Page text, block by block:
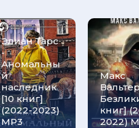
Элиан Тарс
-
Аномальны
й
наследник
[10 книг]
(2022-2023)
MP3
Макс
книг]
2022)